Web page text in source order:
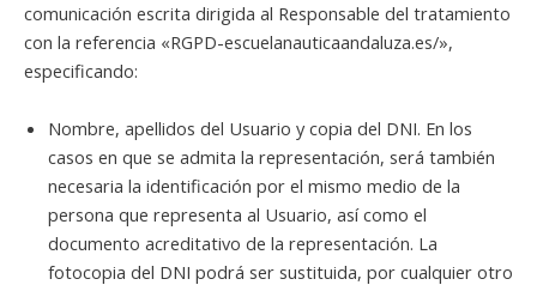
comunicación escrita dirigida al Responsable del tratamiento
con la referencia «RGPD-escuelanauticaandaluza.es/»,
especificando:
Nombre, apellidos del Usuario y copia del DNI. En los
casos en que se admita la representación, será también
necesaria la identificación por el mismo medio de la
persona que representa al Usuario, así como el
documento acreditativo de la representación. La
fotocopia del DNI podrá ser sustituida, por cualquier otro